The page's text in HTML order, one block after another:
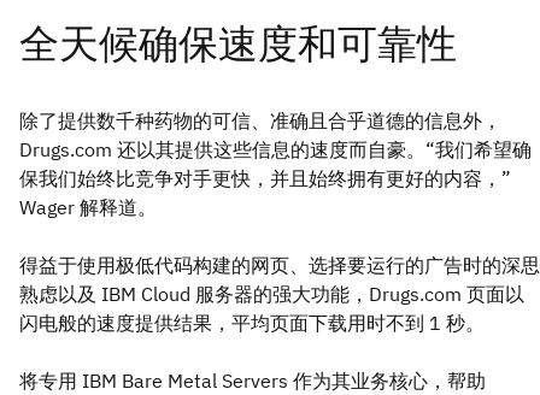
除了提供数千种药物的可信、准确且合乎道德的信息外，
Drugs.com 还以其提供这些信息的速度而自豪。“我们希望确
保我们始终比竞争对手更快，并且始终拥有更好的内容，”
Wager 解释道。
得益于使用极低代码构建的网页、选择要运行的广告时的深思
熟虑以及 IBM Cloud 服务器的强大功能，Drugs.com 页面以
闪电般的速度提供结果，平均页面下载用时不到 1 秒。
将专用 IBM Bare Metal Servers 作为其业务核心，帮助